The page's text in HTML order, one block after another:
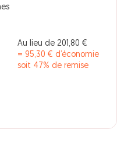
Au lieu de 201,80 €
= 95,30 € d’économie
soit 47% de remise